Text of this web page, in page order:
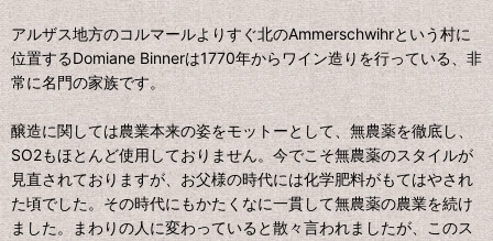
アルザス地方のコルマールよりすぐ北のAmmerschwihrという村に
位置するDomiane Binnerは1770年からワイン造りを行っている、非
常に名門の家族です。
醸造に関しては農業本来の姿をモットーとして、無農薬を徹底し、
SO2もほとんど使用しておりません。今でこそ無農薬のスタイルが
見直されておりますが、お父様の時代には化学肥料がもてはやされ
た頃でした。その時代にもかたくなに一貫して無農薬の農業を続け
ました。まわりの人に変わっていると散々言われましたが、このス